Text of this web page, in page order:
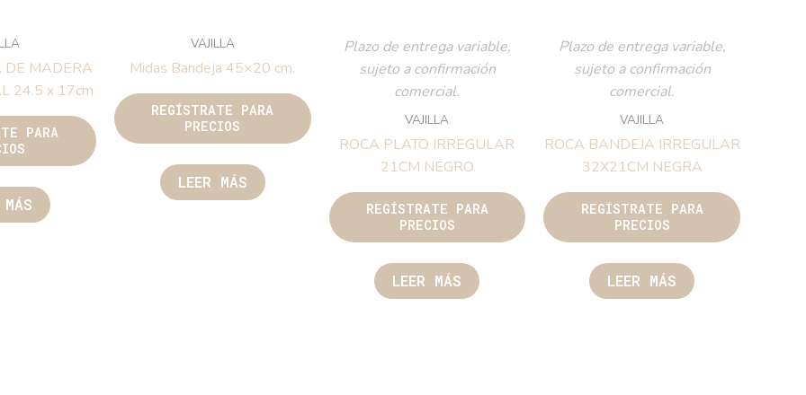
DE MADERA
24.5 x 17cm
PARA
VAJILLA
Midas Bandeja 45×20 cm.
REGÍSTRATE PARA
PRECIOS
LEER MÁS
Plazo de entrega variable,
sujeto a confirmación
comercial.
VAJILLA
ROCA PLATO IRREGULAR
21CM NEGRO
REGÍSTRATE PARA
PRECIOS
LEER MÁS
Plazo de entrega variable,
sujeto a confirmación
comercial.
VAJILLA
ROCA BANDEJA IRREGULAR
32X21CM NEGRA
REGÍSTRATE PARA
PRECIOS
LEER MÁS